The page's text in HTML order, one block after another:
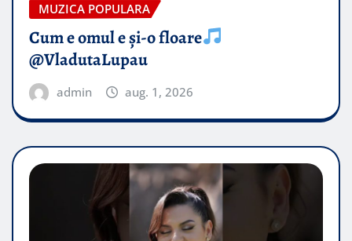
MUZICA POPULARA
Cum e omul e și-o floare
@VladutaLupau
admin aug. 1, 2026